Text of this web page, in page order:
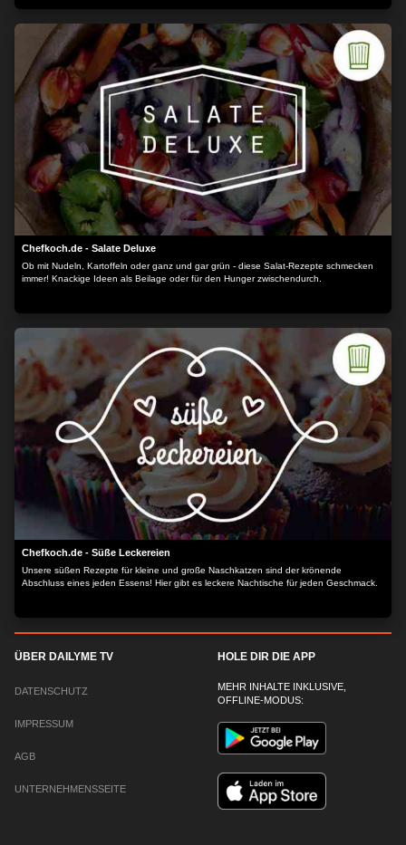
Chefkoch.de - Salate Deluxe
Ob mit Nudeln, Kartoffeln oder ganz und gar grün - diese Salat-Rezepte schmecken
immer! Knackige Ideen als Beilage oder für den Hunger zwischendurch.
Chefkoch.de - Süße Leckereien
Unsere süßen Rezepte für kleine und große Naschkatzen sind der krönende
Abschluss eines jeden Essens! Hier gibt es leckere Nachtische für jeden Geschmack.
ÜBER DAILYME TV
DATENSCHUTZ
IMPRESSUM
AGB
UNTERNEHMENSSEITE
HOLE DIR DIE APP
MEHR INHALTE INKLUSIVE,
OFFLINE-MODUS: